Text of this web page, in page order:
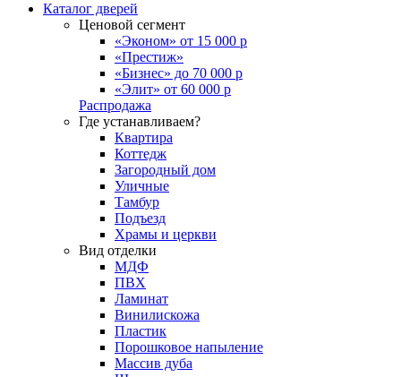
Каталог дверей
Ценовой сегмент
«Эконом» от 15 000 р
«Престиж»
«Бизнес» до 70 000 р
«Элит» от 60 000 р
Распродажа
Где устанавливаем?
Квартира
Коттедж
Загородный дом
Уличные
Тамбур
Подъезд
Храмы и церкви
Вид отделки
МДФ
ПВХ
Ламинат
Винилискожа
Пластик
Порошковое напыление
Массив дуба